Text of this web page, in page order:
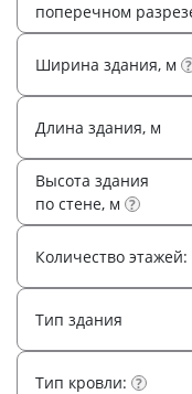
поперечном
Тип здания
Ширина здания, м ?
Тип кровли: ?
Длина здания, м
Высота здания
по стене, м ?
Количество этажей: